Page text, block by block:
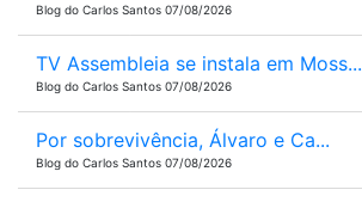
Blog do Carlos Santos 07/08/2026
TV Assembleia se instala em Moss...
Blog do Carlos Santos 07/08/2026
Por sobrevivência, Álvaro e Ca...
Blog do Carlos Santos 07/08/2026